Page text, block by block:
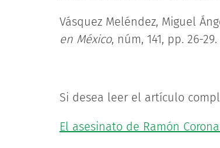
Vásquez Meléndez, Miguel
en México, núm, 141, pp. 26-29.
Si desea leer el artículo
El asesinato de Ramón